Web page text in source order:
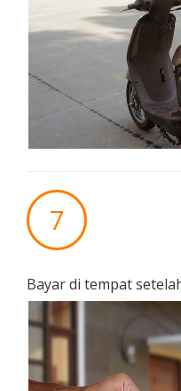
7
Bayar di tempat